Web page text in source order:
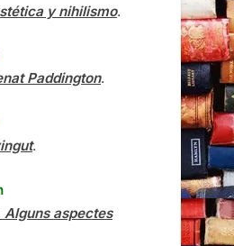
y nihilismo.
Paddington.
.
Alguns aspectes